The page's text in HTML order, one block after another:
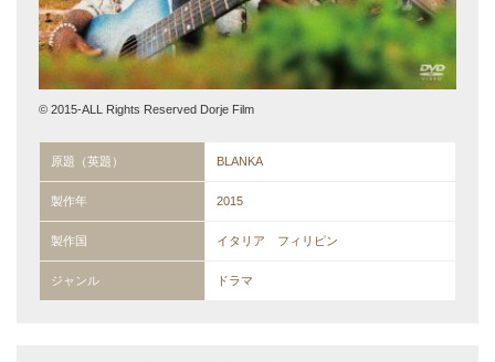
© 2015-ALL Rights Reserved Dorje Film
原題（英題） BLANKA
製作年 2015
製作国 イタリア フィリピン
ジャンル ドラマ